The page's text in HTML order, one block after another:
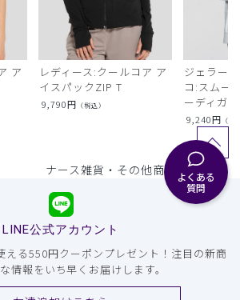
よくある
質問
ア
レディース:クールコア ア
イスパックZIP T
9,790円 （税込）
ジェラー
コ:スムー
ーディガン
9,240円 （税
ナース雑貨・その他商品一覧へ ＞
LINE公式アカウント
える550円クーポンプレゼント！注目の新商
情報をいち早くお届けします。